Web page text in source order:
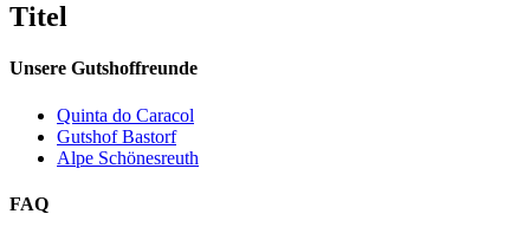
view
Titel
Unsere Gutshoffreunde
Quinta do Caracol
Gutshof Bastorf
Alpe Schönesreuth
FAQ